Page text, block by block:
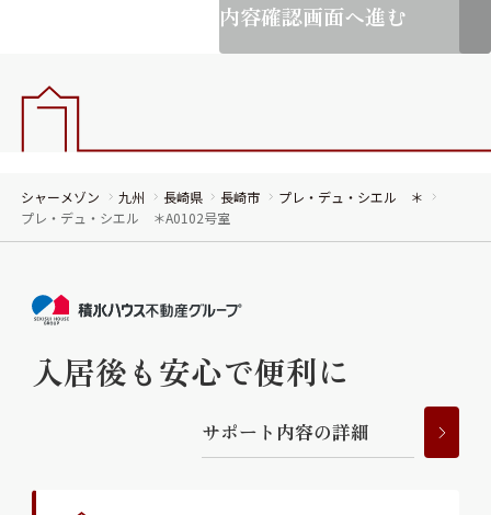
内容確認画面へ進む
シャーメゾン 九州 長崎県 長崎市
プレ・デュ・シエル ＊
プレ・デュ・シエル ＊A0102号室
入居後も安心で便利に
サポー ト 内容の詳細